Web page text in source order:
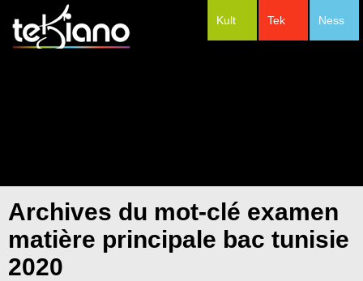
Ness
Tek
Kult
Archives du mot-clé examen
matière principale bac tunisie
2020